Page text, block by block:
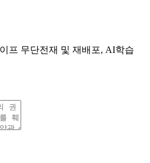
프 무단전재 및 재배포, AI학습